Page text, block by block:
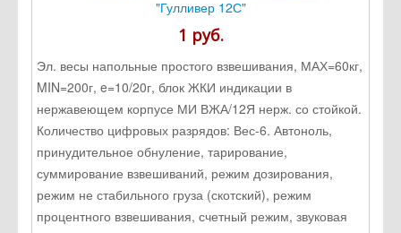
1 руб.
Эл. весы напольные простого взвешивания, МАХ=60кг,
MIN=200г, e=10/20г, блок ЖКИ индикации в
нержавеющем корпусе МИ ВЖА/12Я нерж. со стойкой.
Количество цифровых разрядов: Вес-6. Автоноль,
принудительное обнуление, тарирование,
суммирование взвешиваний, режим дозирования,
режим не стабильного груза (скотский), режим
процентного взвешивания, счетный режим, звуковая